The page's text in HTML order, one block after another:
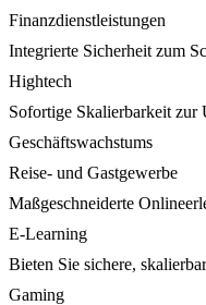
Finanzdienstleistungen
Integrierte Sicherheit zum
Hightech
Sofortige Skalierbarkeit zur
Geschäftswachstums
Reise- und Gastgewerbe
Maßgeschneiderte
E-Learning
Bieten Sie sichere,
Gaming